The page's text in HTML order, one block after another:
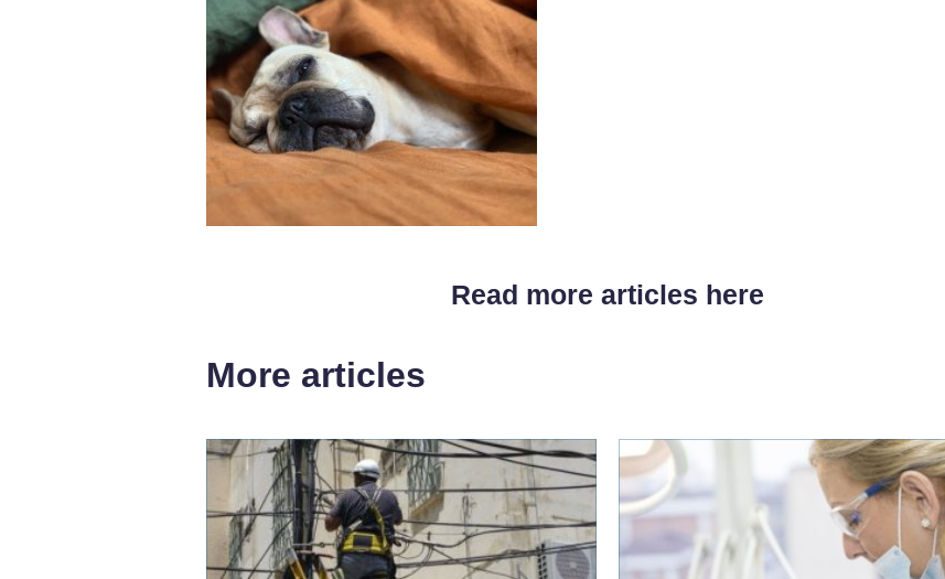
Read more articles here
More articles